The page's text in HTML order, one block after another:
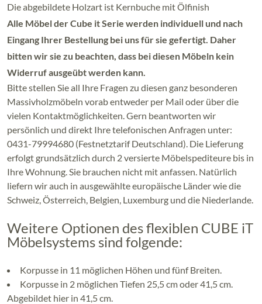
Die abgebildete Holzart ist Kernbuche mit Ölfinish
Alle Möbel der Cube it Serie werden individuell und nach
Eingang Ihrer Bestellung bei uns für sie gefertigt. Daher
bitten wir sie zu beachten, dass bei diesen Möbeln kein
Widerruf ausgeübt werden kann.
Bitte stellen Sie all Ihre Fragen zu diesen ganz besonderen
Massivholzmöbeln vorab entweder per Mail oder über die
vielen Kontaktmöglichkeiten. Gern beantworten wir
persönlich und direkt Ihre telefonischen Anfragen unter:
0431-79994680 (Festnetztarif Deutschland). Die Lieferung
erfolgt grundsätzlich durch 2 versierte Möbelspediteure bis in
Ihre Wohnung. Sie brauchen nicht mit anfassen. Natürlich
liefern wir auch in ausgewählte europäische Länder wie die
Schweiz, Österreich, Belgien, Luxemburg und die Niederlande.
Weitere Optionen des flexiblen CUBE iT
Möbelsystems sind folgende:
Korpusse in 11 möglichen Höhen und fünf Breiten.
Korpusse in 2 möglichen Tiefen 25,5 cm oder 41,5 cm.
Abgebildet hier in 41,5 cm.